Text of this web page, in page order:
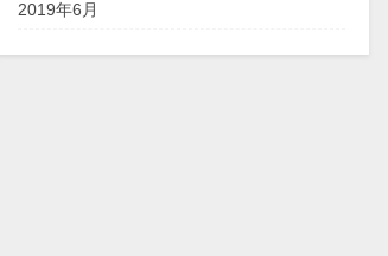
2019年6月